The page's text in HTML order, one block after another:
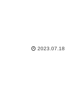
2023.07.18